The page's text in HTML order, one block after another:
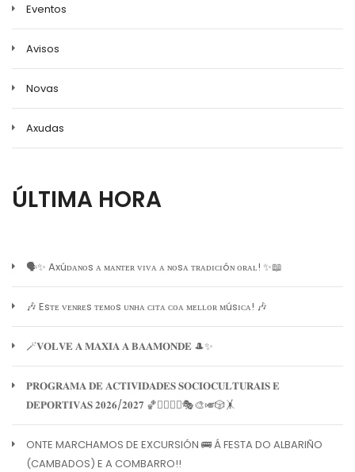
Eventos
Avisos
Novas
Axudas
ÚLTIMA HORA
🗣️✨ Axúᴅᴀɴᴏs ᴀ ᴍᴀɴᴛᴇʀ ᴠɪᴠᴀ ᴀ ɴᴏsᴀ ᴛʀᴀᴅɪᴄɪóɴ ᴏʀᴀʟ! ✨📖
🎶 Esᴛᴇ ᴠᴇɴʀᴇs ᴛᴇᴍᴏs ᴜɴʜᴀ ᴄɪᴛᴀ ᴄᴏᴀ ᴍᴇʟʟᴏʀ ᴍúsɪᴄᴀ! 🎶
🪄𝐕𝐎𝐋𝐕𝐄 𝐀 𝐌𝐀𝐗𝐈𝐀 𝐀 𝐁𝐀𝐀𝐌𝐎𝐍𝐃𝐄 🎩✨
𝐏𝐑𝐎𝐆𝐑𝐀𝐌𝐀 𝐃𝐄 𝐀𝐂𝐓𝐈𝐕𝐈𝐃𝐀𝐃𝐄𝐒 𝐒𝐎𝐂𝐈𝐎𝐂𝐔𝐋𝐓𝐔𝐑𝐀𝐈𝐒 𝐄
𝐃𝐄𝐏𝐎𝐑𝐓𝐈𝐕𝐀𝐒 𝟐𝟎𝟐𝟔/𝟐𝟎𝟐𝟕 🏀🏊‍♀️🧘‍♀️🎭🎨🎺🎲🤸
ONTE MARCHAMOS DE EXCURSIÓN 🚌 Á FESTA DO ALBARIÑO
(CAMBADOS) E A COMBARRO!!